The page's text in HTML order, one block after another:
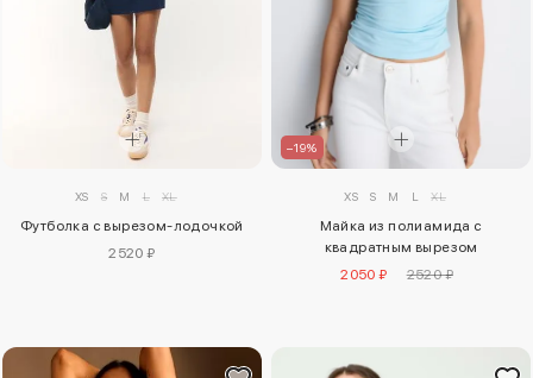
XS S M L XL
Футболка с вырезом-лодочкой
2520 ₽
–19%
XS S M L XL
Майка из полиамида с
квадратным вырезом
2050 ₽
2520 ₽